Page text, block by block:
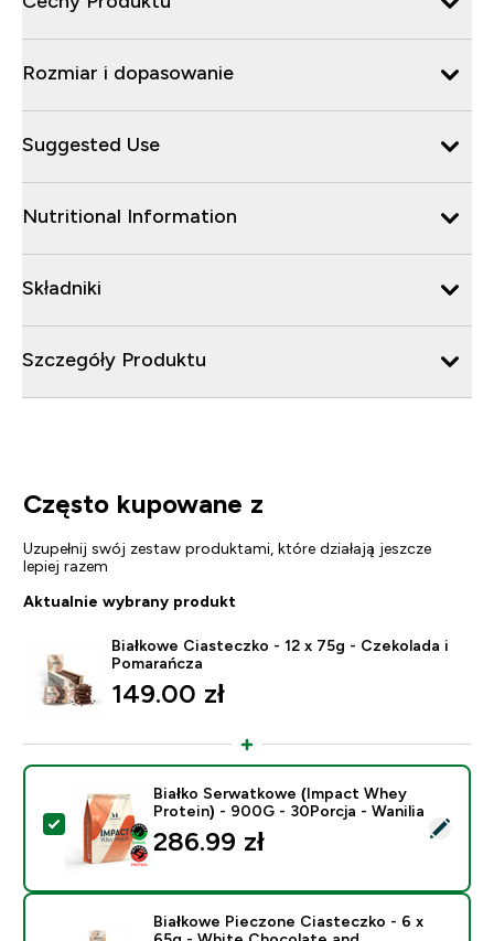
Rozmiar i dopasowanie
Suggested Use
Nutritional Information
Składniki
Szczegóły Produktu
Często kupowane z
Uzupełnij swój zestaw produktami, które działają jeszcze
lepiej razem
Aktualnie wybrany produkt
Białkowe Ciasteczko - 12 x 75g - Czekolada i
Pomarańcza
149.00 zł‎
Wybierz ten produkt - Białko Serwatkowe (Impact
Białko Serwatkowe (Impact Whey
Protein) - 900G - 30Porcja - Wanilia
286.99 zł‎
Białkowe Pieczone Ciasteczko - 6 x